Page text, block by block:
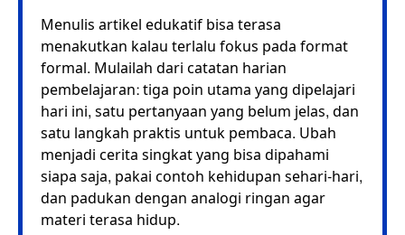
Menulis artikel edukatif bisa terasa
menakutkan kalau terlalu fokus pada format
formal. Mulailah dari catatan harian
pembelajaran: tiga poin utama yang dipelajari
hari ini, satu pertanyaan yang belum jelas, dan
satu langkah praktis untuk pembaca. Ubah
menjadi cerita singkat yang bisa dipahami
siapa saja, pakai contoh kehidupan sehari-hari,
dan padukan dengan analogi ringan agar
materi terasa hidup.